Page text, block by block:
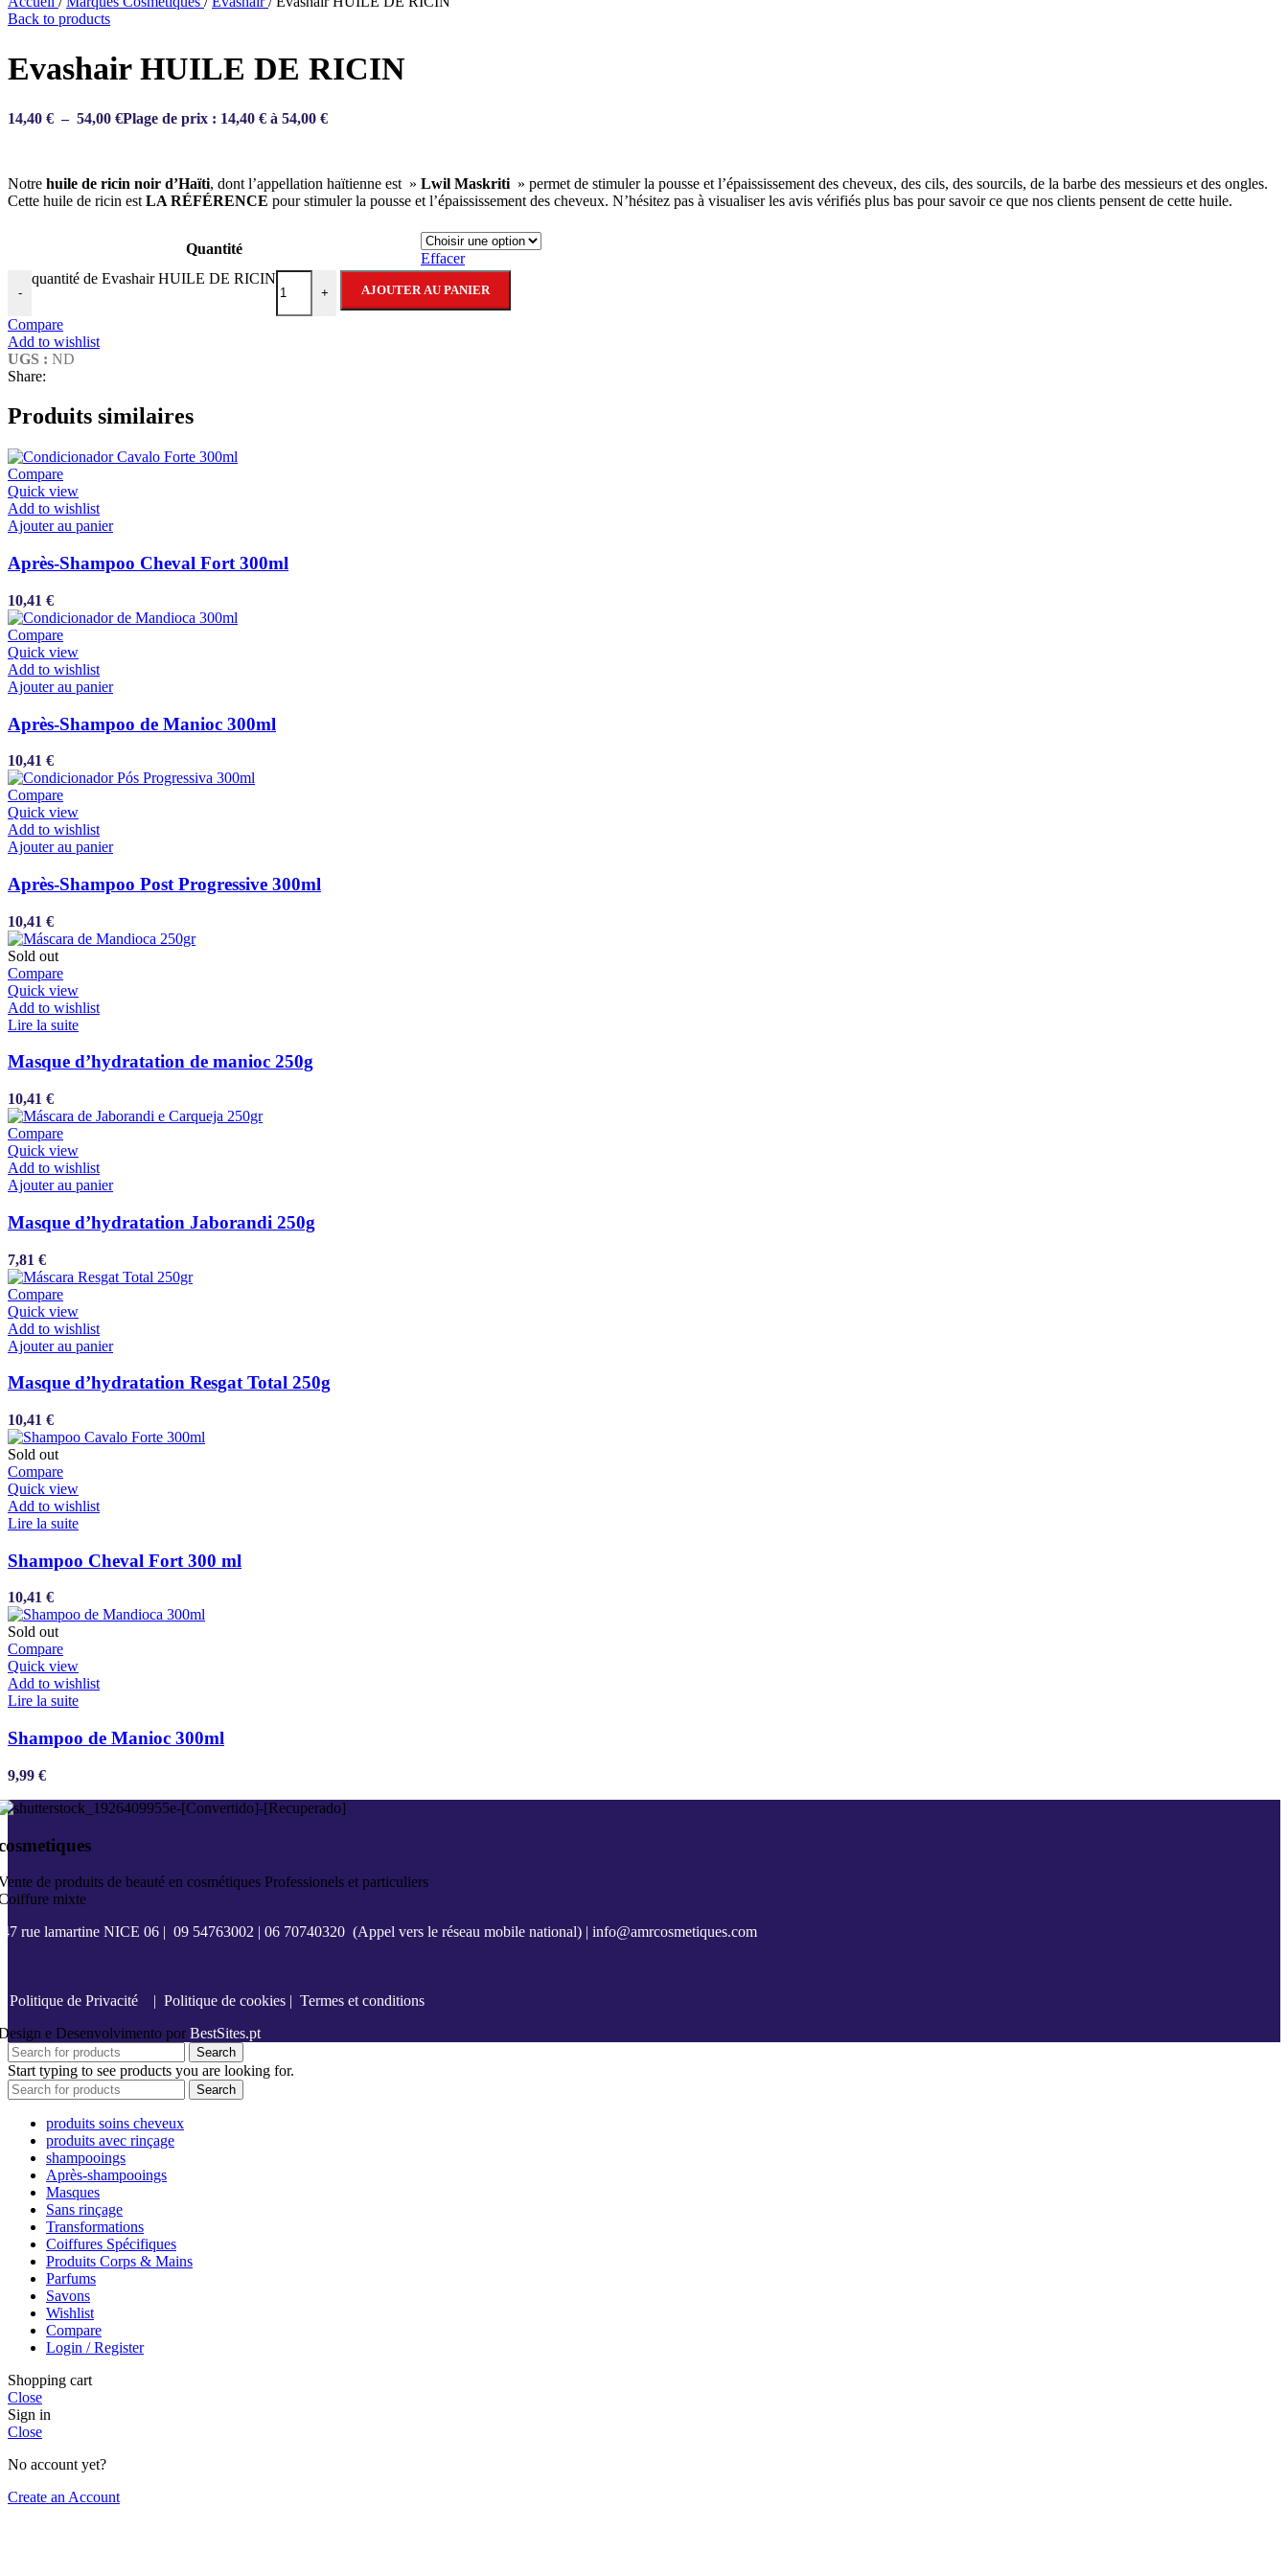
Back to products
Evashair HUILE DE RICIN
14,40 € – 54,00 €Plage de prix : 14,40 € à 54,00 €
Notre huile de ricin noir d’Haïti, dont l’appellation haïtienne est » Lwil Maskriti » permet de stimuler la pousse et l’épaississement des cheveux, des cils, des sourcils, de la barbe des messieurs et des ongles.
Cette huile de ricin est LA RÉFÉRENCE pour stimuler la pousse et l’épaississement des cheveux. N’hésitez pas à visualiser les avis vérifiés plus bas pour savoir ce que nos clients pensent de cette huile.
Quantité
Effacer
-
quantité de Evashair HUILE DE RICIN
+ AJOUTER AU PANIER
Compare
Add to wishlist
UGS : ND
Share:
Produits similaires
Compare
Quick view
Add to wishlist
Ajouter au panier
Après-Shampoo Cheval Fort 300ml
10,41 €
Compare
Quick view
Add to wishlist
Ajouter au panier
Après-Shampoo de Manioc 300ml
10,41 €
Compare
Quick view
Add to wishlist
Ajouter au panier
Après-Shampoo Post Progressive 300ml
10,41 €
Sold out
Compare
Quick view
Add to wishlist
Lire la suite
Masque d’hydratation de manioc 250g
10,41 €
Compare
Quick view
Add to wishlist
Ajouter au panier
Masque d’hydratation Jaborandi 250g
7,81 €
Compare
Quick view
Add to wishlist
Ajouter au panier
Masque d’hydratation Resgat Total 250g
10,41 €
Sold out
Compare
Quick view
Add to wishlist
Lire la suite
Shampoo Cheval Fort 300 ml
10,41 €
Sold out
Compare
Quick view
Add to wishlist
Lire la suite
Shampoo de Manioc 300ml
9,99 €
de produits de beauté en cosmétiques Professionels et particuliers
mixte
47 rue lamartine NICE 06 | 09 54763002 | 06 70740320 (Appel vers le réseau mobile national) | info@amrcosmetiques.com
Politique de Privacité | Politique de cookies | Termes et conditions
e Desenvolvimento por BestSites.pt
Search
Start typing to see products you are looking for.
Search
produits soins cheveux
produits avec rinçage
shampooings
Après-shampooings
Masques
Sans rinçage
Transformations
Coiffures Spécifiques
Produits Corps & Mains
Parfums
Savons
Wishlist
Compare
Login / Register
Shopping cart
Close
Sign in
Close
No account yet?
Create an Account